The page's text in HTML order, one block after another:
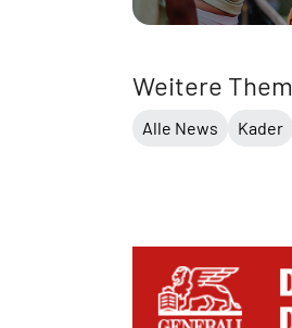
Weitere
Alle News Kader